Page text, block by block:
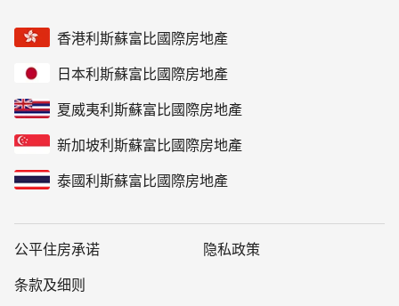
香港利斯蘇富比國際房地產
日本利斯蘇富比國際房地產
夏威夷利斯蘇富比國際房地產
新加坡利斯蘇富比國際房地產
泰國利斯蘇富比國際房地產
公平住房承诺
隐私政策
条款及细则